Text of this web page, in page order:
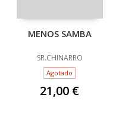
MENOS SAMBA
SR.CHINARRO
Agotado
21,00 €